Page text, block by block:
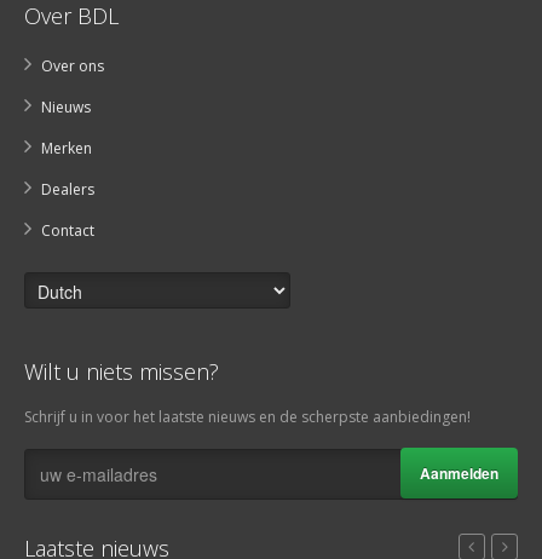
Over BDL
Over ons
Nieuws
Merken
Dealers
Contact
Wilt u niets missen?
Schrijf u in voor het laatste nieuws en de scherpste aanbiedingen!
Aanmelden
Laatste nieuws